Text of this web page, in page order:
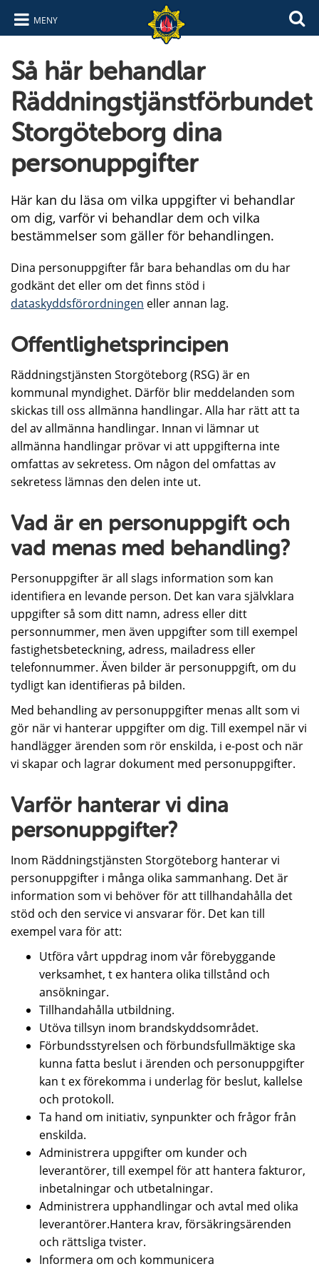
MENY
Hoppa till innehåll
Hoppa till navigering
Så här behandlar
Räddningstjänstförbundet
Storgöteborg dina
personuppgifter
Här kan du läsa om vilka uppgifter vi behandlar
om dig, varför vi behandlar dem och vilka
bestämmelser som gäller för behandlingen.
Dina personuppgifter får bara behandlas om du har
godkänt det eller om det finns stöd i
dataskyddsförordningen eller annan lag.
Offentlighetsprincipen
Räddningstjänsten Storgöteborg (RSG) är en
kommunal myndighet. Därför blir meddelanden som
skickas till oss allmänna handlingar. Alla har rätt att ta
del av allmänna handlingar. Innan vi lämnar ut
allmänna handlingar prövar vi att uppgifterna inte
omfattas av sekretess. Om någon del omfattas av
sekretess lämnas den delen inte ut.
Vad är en personuppgift och
vad menas med behandling?
Personuppgifter är all slags information som kan
identifiera en levande person. Det kan vara självklara
uppgifter så som ditt namn, adress eller ditt
personnummer, men även uppgifter som till exempel
fastighetsbeteckning, adress, mailadress eller
telefonnummer. Även bilder är personuppgift, om du
tydligt kan identifieras på bilden.
Med behandling av personuppgifter menas allt som vi
gör när vi hanterar uppgifter om dig. Till exempel när vi
handlägger ärenden som rör enskilda, i e-post och när
vi skapar och lagrar dokument med personuppgifter.
Varför hanterar vi dina
personuppgifter?
Inom Räddningstjänsten Storgöteborg hanterar vi
personuppgifter i många olika sammanhang. Det är
information som vi behöver för att tillhandahålla det
stöd och den service vi ansvarar för. Det kan till
exempel vara för att:
Utföra vårt uppdrag inom vår förebyggande
verksamhet, t ex hantera olika tillstånd och
ansökningar.
Tillhandahålla utbildning.
Utöva tillsyn inom brandskyddsområdet.
Förbundsstyrelsen och förbundsfullmäktige ska
kunna fatta beslut i ärenden och personuppgifter
kan t ex förekomma i underlag för beslut, kallelse
och protokoll.
Ta hand om initiativ, synpunkter och frågor från
enskilda.
Administrera uppgifter om kunder och
leverantörer, till exempel för att hantera fakturor,
inbetalningar och utbetalningar.
Administrera upphandlingar och avtal med olika
leverantörer.Hantera krav, försäkringsärenden
och rättsliga tvister.
Informera om och kommunicera